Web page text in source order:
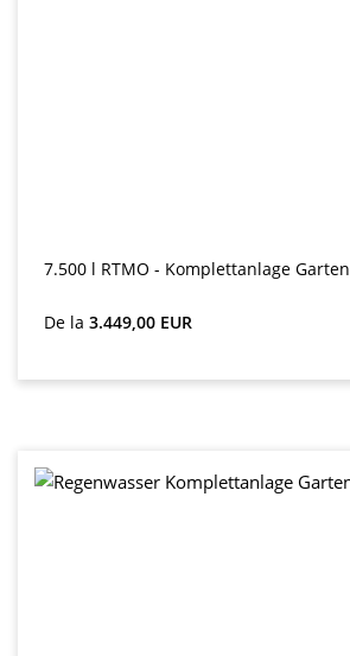
7.500 l RTMO - Komplettanlage Garten
Preț obișnuit:
De la 3.449,00 EUR